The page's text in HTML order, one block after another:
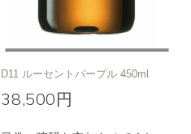
D11 ルーセントパープル 450ml
38,500円